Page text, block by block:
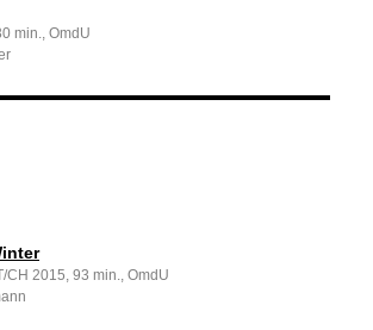
min., OmdU
CH 2015, 93 min., OmdU